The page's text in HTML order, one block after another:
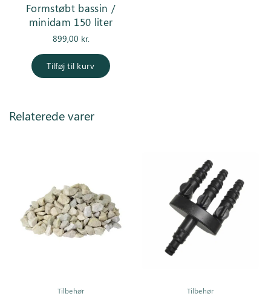
Formstøbt bassin /
minidam 150 liter
899,00 kr.
Tilføj til kurv
Relaterede varer
Tilbehør Tilbehør